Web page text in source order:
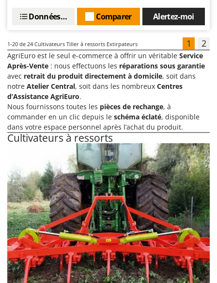
Alertez-moi
Comparer
Données techniques
1-20 de 24 Cultivateurs Tiller à ressorts Extirpateurs 1 2
AgriEuro est le seul e-commerce à offrir un véritable Service
Après-Vente : nous effectuons les réparations sous garantie
avec retrait du produit directement à domicile, soit dans
notre Atelier Central, soit dans les nombreux Centres
d’Assistance AgriEuro.
Nous fournissons toutes les pièces de rechange, à
commander en un clic depuis le schéma éclaté, disponible
dans votre espace personnel après l’achat du produit.
Cultivateurs à ressorts